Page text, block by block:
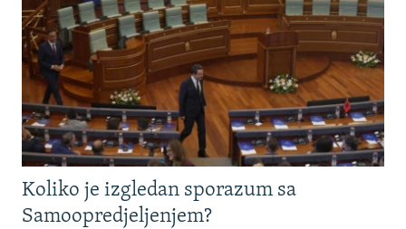
Koliko je izgledan sporazum sa
Samoopredjeljenjem?